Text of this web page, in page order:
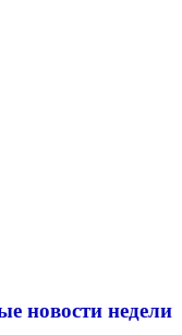
новости недели